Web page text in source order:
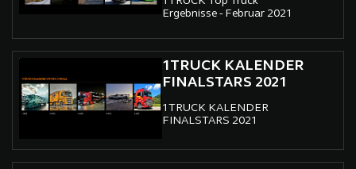
Ergebnisse - Februar 2021
1TRUCK KALENDER
FINALSTARS 2021
1TRUCK KALENDER
FINALSTARS 2021